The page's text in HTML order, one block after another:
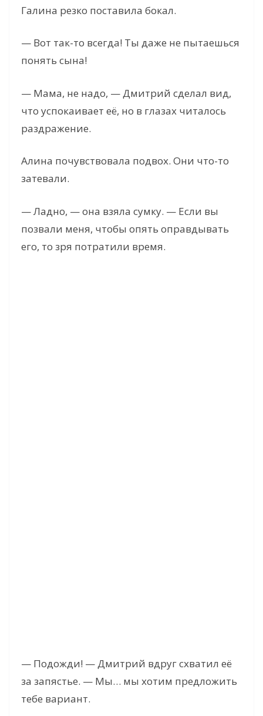
Галина резко поставила бокал.
— Вот так-то всегда! Ты даже не пытаешься
понять сына!
— Мама, не надо, — Дмитрий сделал вид,
что успокаивает её, но в глазах читалось
раздражение.
Алина почувствовала подвох. Они что-то
затевали.
— Ладно, — она взяла сумку. — Если вы
позвали меня, чтобы опять оправдывать
его, то зря потратили время.
— Подожди! — Дмитрий вдруг схватил её
за запястье. — Мы… мы хотим предложить
тебе вариант.